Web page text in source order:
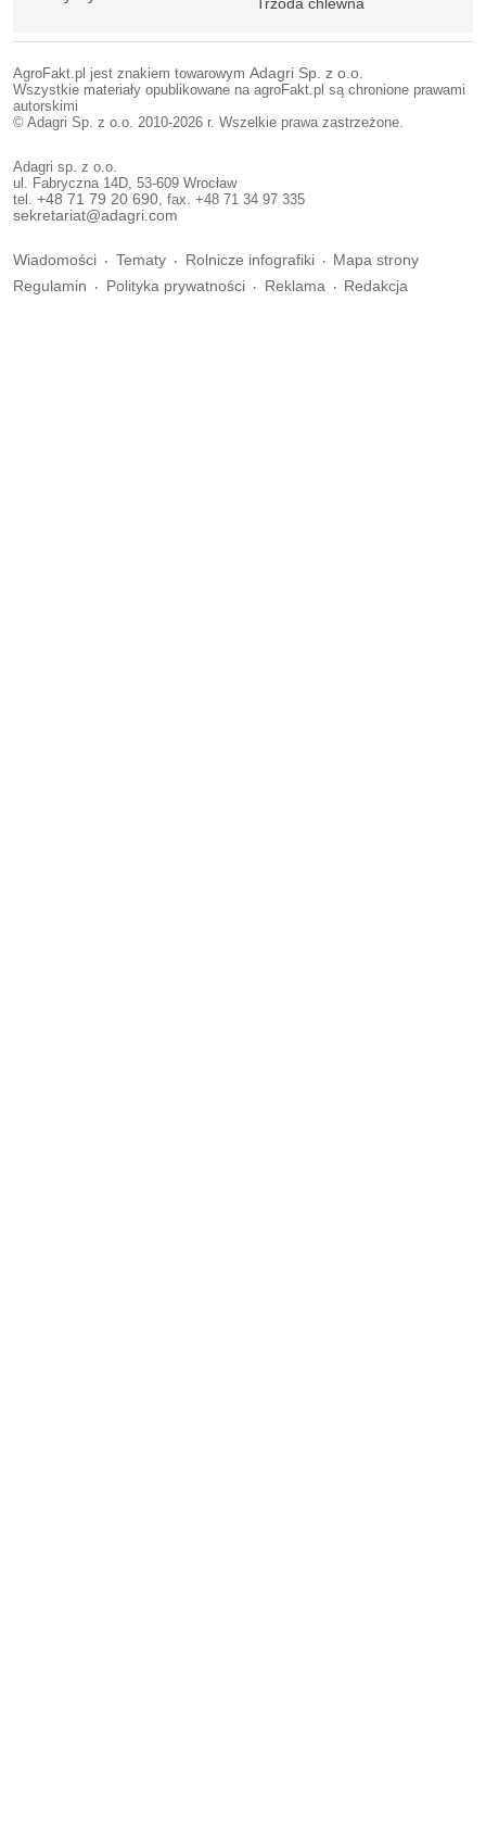
Trzoda chlewna
AgroFakt.pl jest znakiem towarowym Adagri Sp. z o.o.
Wszystkie materiały opublikowane na agroFakt.pl są chronione prawami
autorskimi
© Adagri Sp. z o.o. 2010-2026 r. Wszelkie prawa zastrzeżone.
Adagri sp. z o.o.
ul. Fabryczna 14D, 53-609 Wrocław
tel. +48 71 79 20 690 , fax. +48 71 34 97 335
sekretariat@adagri.com
Wiadomości Tematy Rolnicze infografiki
Mapa strony
Regulamin
Polityka prywatności Reklama Redakcja